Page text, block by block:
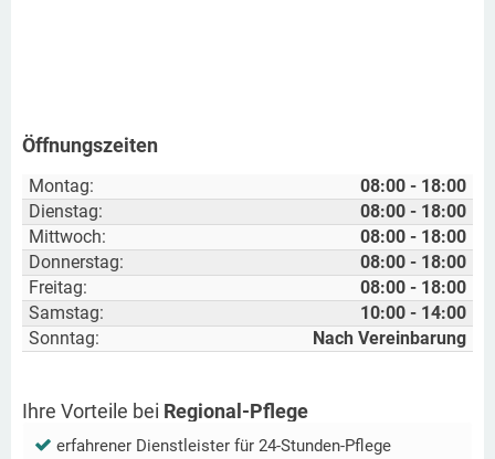
Öffnungszeiten
Montag:
08:00 - 18:00
Dienstag:
08:00 - 18:00
Mittwoch:
08:00 - 18:00
Donnerstag:
08:00 - 18:00
Freitag:
08:00 - 18:00
Samstag:
10:00 - 14:00
Sonntag:
Nach Vereinbarung
Ihre Vorteile bei Regional-Pflege
erfahrener Dienstleister für 24-Stunden-Pflege